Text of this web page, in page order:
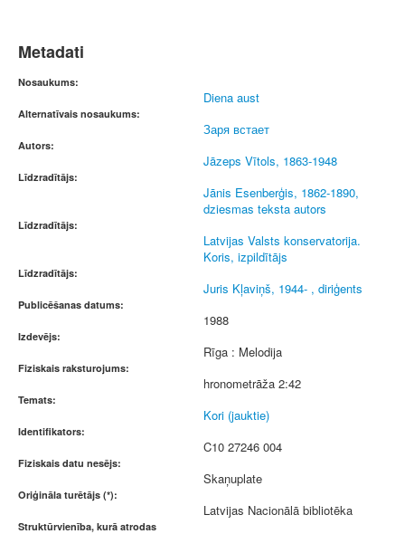
Metadati
Nosaukums:
Diena aust
Alternatīvais nosaukums:
Заря встает
Autors:
Jāzeps Vītols, 1863-1948
Līdzradītājs:
Jānis Esenberģis, 1862-1890,
dziesmas teksta autors
Līdzradītājs:
Latvijas Valsts konservatorija.
Koris, izpildītājs
Līdzradītājs:
Juris Kļaviņš, 1944- , diriģents
Publicēšanas datums:
1988
Izdevējs:
Rīga : Melodija
Fiziskais raksturojums:
hronometrāža 2:42
Temats:
Kori (jauktie)
Identifikators:
C10 27246 004
Fiziskais datu nesējs:
Skaņuplate
Oriģināla turētājs (*):
Latvijas Nacionālā bibliotēka
Struktūrvienība, kurā atrodas